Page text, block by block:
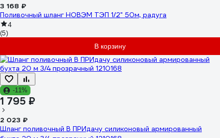
3 168 ₽
Поливочный шланг НОВЭМ ТЭП 1/2" 50м, радуга
4
(5)
В корзину
-11%
1 795 ₽
2 023 ₽
Шланг поливочный В ПРИдачу силиконовый армированный